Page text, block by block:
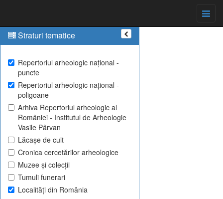
Straturi tematice
Repertoriul arheologic național -
puncte
Repertoriul arheologic național -
poligoane
Arhiva Repertoriul arheologic al
României - Institutul de Arheologie
Vasile Pârvan
Lăcașe de cult
Cronica cercetărilor arheologice
Muzee și colecții
Tumuli funerari
Localități din România